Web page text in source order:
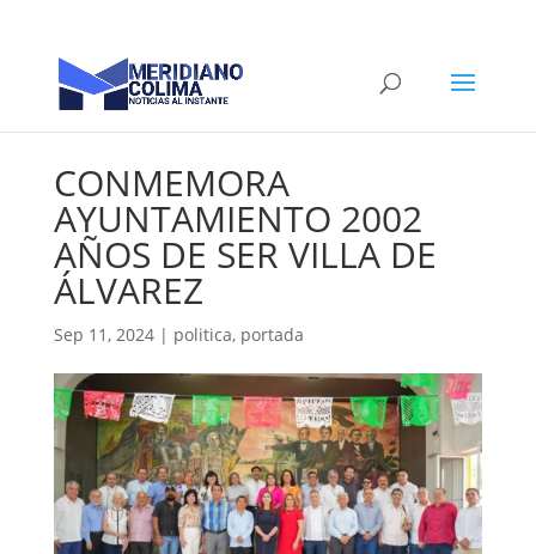
CONMEMORA
AYUNTAMIENTO 2002
AÑOS DE SER VILLA DE
ÁLVAREZ
Sep 11, 2024| politica, portada